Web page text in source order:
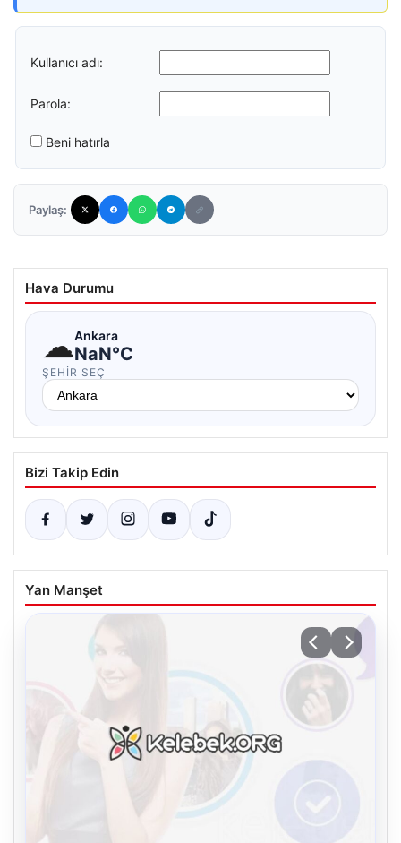
Kullanıcı adı:
Parola:
Beni hatırla
Paylaş:
Hava Durumu
☁Ankara
NaN°C
ŞEHIR SEÇ
Bizi Takip Edin
Yan Manşet